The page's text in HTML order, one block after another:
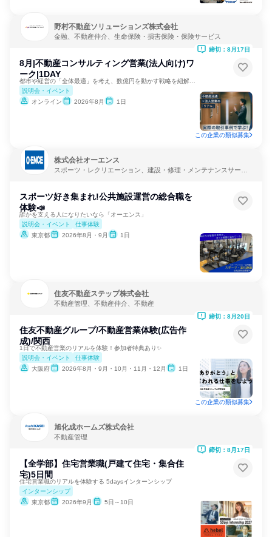
野村不動産ソリューションズ株式会社
金融、不動産仲介、生命保険・損害保険・保険サービス
8月|不動産コンサルティング営業(法人向け)ワ
ーク|1DAY
説明会・イベント
オンライン
2026年8月 1日
締切：8月17日
この企業の類似募集
株式会社オーエンス
スポーツ・レクリエーション、建設・修理・メンテナンスサービ
スポーツ好き集まれ!公共施設運営の総合職を
体験📣
誰かを支える人になりたいなら「オーエンス」
説明会・イベント
仕事体験
東京都
2026年8月・9月 1日
住友不動産ステップ株式会社
不動産管理、不動産仲介、不動産
住友不動産グループ/不動産営業体験(広告作
成)/関西
1日で不動産営業のリアルを体験！参加者特典あり✨
説明会・イベント
仕事体験
大阪府
2026年8月・9月・10月・11月・12月 1日
締切：8月20日
この企業の類似募集
旭化成ホームズ株式会社
不動産管理
【全学部】住宅営業職(戸建て住宅・集合住
宅)5日間
住宅営業職のリアルを体験する 5daysインターンシップ
インターンシップ
東京都
2026年9月 5日～10日
締切：8月17日